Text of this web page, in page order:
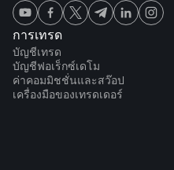
การเทรด
บัญชีเทรด
บัญชีฟอเร็กซ์เดโม
ค่าคอมมิชชั่นและสว๊อป
เครื่องมือของเทรดเดอร์